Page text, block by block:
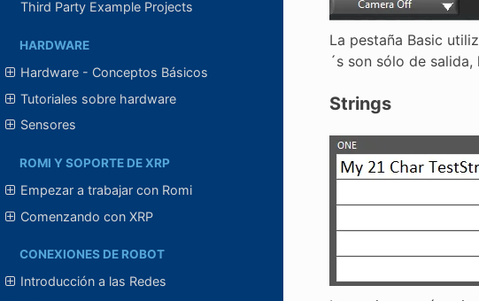
Third Party Example Projects
HARDWARE
Hardware - Conceptos Básicos
Tutoriales sobre hardware
Sensores
ROMI Y SOPORTE DE XRP
Empezar a trabajar con Romi
Comenzando con XRP
CONEXIONES DE ROBOT
Introducción a las Redes
La pestaña Basic
´s son sólo de
Strings